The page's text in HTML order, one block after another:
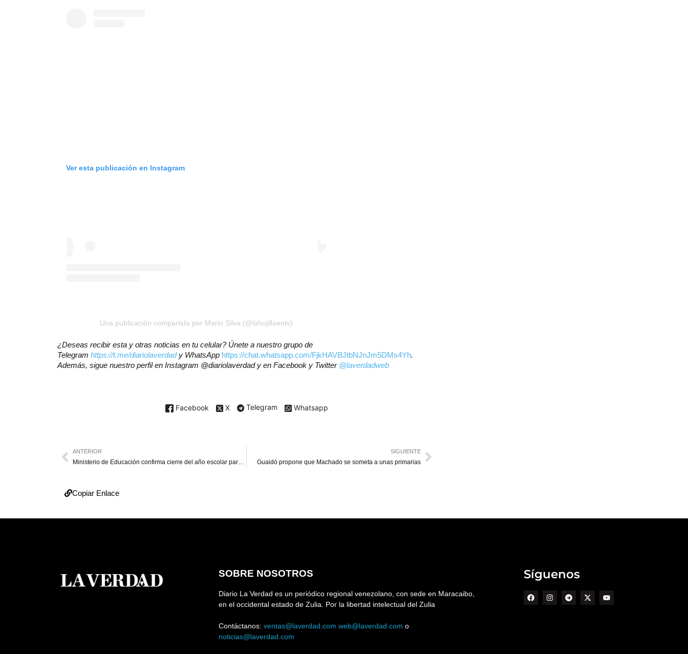
Ver esta publicación en Instagram
Una publicación compartida por Mario Silva (@lahojillaentv)
¿Deseas recibir esta y otras noticias en tu celular? Únete a nuestro grupo de
Telegram https://t.me/diariolaverdady WhatsApp https://chat.whatsapp.com/FjkHAVBJtbNJnJm5DMs4Yh.
Además, sigue nuestro perfil en Instagram @diariolaverdad y en Facebook y Twitter @laverdadweb
Facebook X Telegram Whatsapp
ANTERIOR SIGUIENTE
Guaidó propone que Machado se someta a unas primarias
Copiar Enlace
SOBRE NOSOTROS
Diario La Verdad es un periódico regional venezolano, con sede en Maracaibo,
en el occidental estado de Zulia. Por la libertad intelectual del Zulia
Contáctanos: ventas@laverdad.com web@laverdad.com o
noticias@laverdad.com
Síguenos